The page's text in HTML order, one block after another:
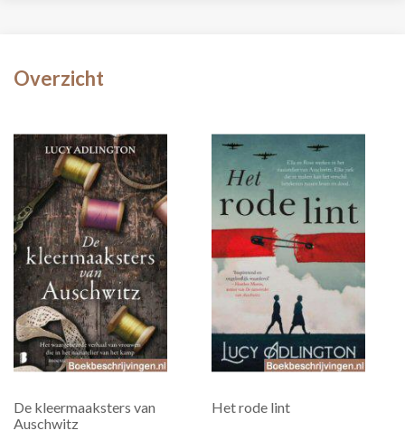
Overzicht
De kleermaaksters van
Auschwitz
Het rode lint